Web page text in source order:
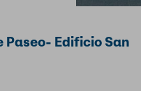
Paseo- Edificio San